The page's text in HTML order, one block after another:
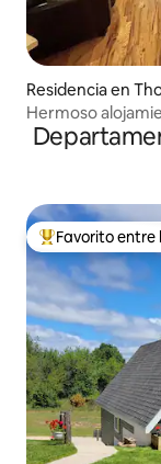
Residencia en
Hermoso
admiten
De los mejores
Favorito entre